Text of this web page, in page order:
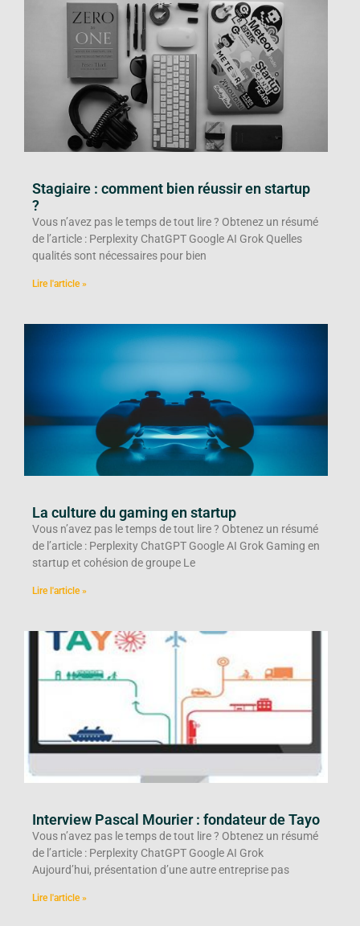
Stagiaire : comment bien réussir en startup
?
Vous n’avez pas le temps de tout lire ? Obtenez un résumé
de l’article : Perplexity ChatGPT Google AI Grok Quelles
qualités sont nécessaires pour bien
Lire l'article »
La culture du gaming en startup
Vous n’avez pas le temps de tout lire ? Obtenez un résumé
de l’article : Perplexity ChatGPT Google AI Grok Gaming en
startup et cohésion de groupe Le
Lire l'article »
Interview Pascal Mourier : fondateur de Tayo
Vous n’avez pas le temps de tout lire ? Obtenez un résumé
de l’article : Perplexity ChatGPT Google AI Grok
Aujourd’hui, présentation d’une autre entreprise pas
Lire l'article »